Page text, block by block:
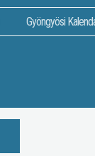
Gyöngyösi